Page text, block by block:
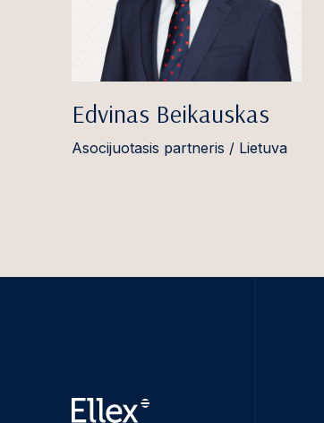
Edvinas Beikauskas
Asocijuotasis partneris / Lietuva